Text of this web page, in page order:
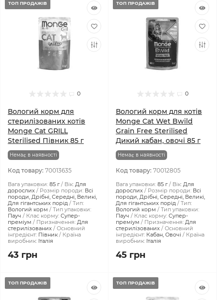
ТОП ПРОДАЖІВ
0
Вологий корм для
стерилізованих котів
Monge Cat GRILL
Sterilised Півник 85 г
Немає в наявності
Код товару: 70013635
Вага упаковки: 85 г Вік: Для
дорослих
Розмір породи: Всі
породи, Дрібні, Середні, Великі,
Для гігантських порід
Тип:
Вологий корм
Тип упаковки:
Пауч
Клас корму: Супер-
преміум
Призначення: Для
стерилізованих
Основний
інгредієнт: Півник
Країна
виробник: Італія
43 грн
ТОП ПРОДАЖІВ
0
Вологий корм для котів
Monge Cat Wet Bwild
Grain Free Sterilised
Дикий кабан, овочі 85 г
Немає в наявності
Код товару: 70012805
Вага упаковки: 85 г Вік: Для
дорослих
Розмір породи: Всі
породи, Дрібні, Середні, Великі,
Для гігантських порід
Тип:
Вологий корм
Тип упаковки:
Пауч
Клас корму: Супер-
преміум
Призначення: Для
стерилізованих
Основний
інгредієнт: Кабан, Овочі
Країна
виробник: Італія
45 грн
ТОП ПРОДАЖІВ ТОП ПРОДАЖІВ